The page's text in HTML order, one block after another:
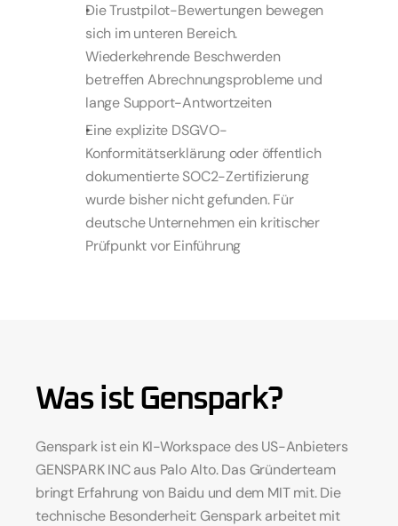
Die Trustpilot-Bewertungen bewegen
sich im unteren Bereich.
Wiederkehrende Beschwerden
betreffen Abrechnungsprobleme und
lange Support-Antwortzeiten
Eine explizite DSGVO-
Konformitätserklärung oder öffentlich
dokumentierte SOC2-Zertifizierung
wurde bisher nicht gefunden. Für
deutsche Unternehmen ein kritischer
Prüfpunkt vor Einführung
Was ist Genspark?
Genspark ist ein KI-Workspace des US-Anbieters
GENSPARK INC aus Palo Alto. Das Gründerteam
bringt Erfahrung von Baidu und dem MIT mit. Die
technische Besonderheit: Genspark arbeitet mit